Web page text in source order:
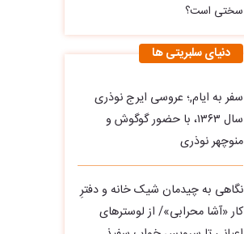
سختی است؟
دنیای سلبریتی ها
سفر به ایام,؛ عروسی ایرج نوذری
سال ۱۳۶۳، با حضور گوگوش و
منوچهر نوذری
نگاهی به چیدمان شیک خانه و دفترِ
کار «آشا محرابی»/ از لوسترهای